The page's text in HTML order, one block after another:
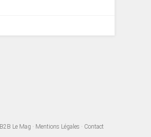
B2B Le Mag · Mentions Légales · Contact